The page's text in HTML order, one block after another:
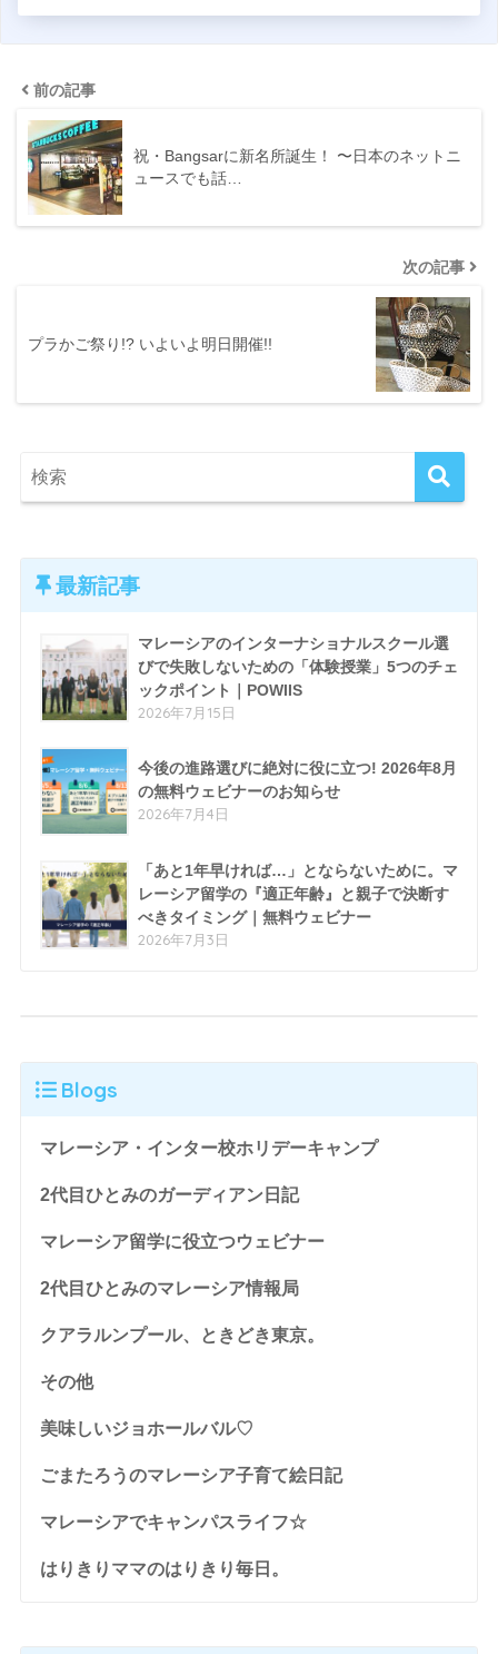
前の記事
祝・Bangsarに新名所誕生！ 〜日本のネットニ
ュースでも話…
次の記事
プラかご祭り!? いよいよ明日開催!!
最新記事
マレーシアのインターナショナルスクール選
びで失敗しないための「体験授業」5つのチェ
ックポイント｜POWIIS
2026年7月15日
今後の進路選びに絶対に役に立つ! 2026年8月
の無料ウェビナーのお知らせ
2026年7月4日
「あと1年早ければ…」とならないために。マ
レーシア留学の『適正年齢』と親子で決断す
べきタイミング｜無料ウェビナー
2026年7月3日
Blogs
マレーシア・インター校ホリデーキャンプ
2代目ひとみのガーディアン日記
マレーシア留学に役立つウェビナー
2代目ひとみのマレーシア情報局
クアラルンプール、ときどき東京。
その他
美味しいジョホールバル♡
ごまたろうのマレーシア子育て絵日記
マレーシアでキャンパスライフ☆
はりきりママのはりきり毎日。